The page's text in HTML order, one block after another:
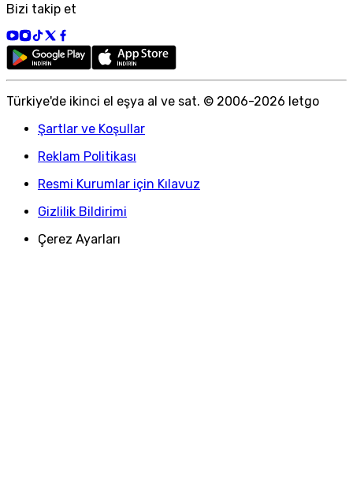
Bizi takip et
Türkiye'de ikinci el eşya al ve sat. © 2006-2026 letgo
Şartlar ve Koşullar
Reklam Politikası
Resmi Kurumlar için Kılavuz
Gizlilik Bildirimi
Çerez Ayarları